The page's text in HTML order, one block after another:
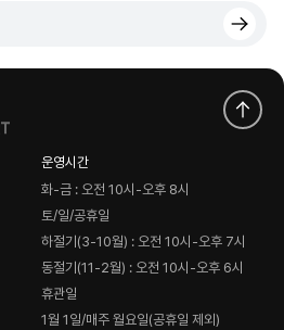
운영시간
화-금 : 오전 10시-오후 8시
토/일/공휴일
하절기(3-10월) : 오전 10시-오후 7시
동절기(11-2월) : 오전 10시-오후 6시
휴관일
1월 1일/매주 월요일(공휴일 제외)